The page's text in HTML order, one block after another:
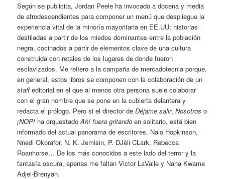
Según se publicita, Jordan Peele ha invocado a docena y media
de afrodescendientes para componer un menú que despliegue la
experiencia vital de la minoría mayoritaria en EE.UU; historias
destiladas a partir de los miedos dominantes entre la población
negra, cocinados a partir de elementos clave de una cultura
construida con retales de los lugares de donde fueron
esclavizados. Me refiero a la campaña de mercadotecnia porque,
en general, estos libros se componen con la colaboración de un
staffeditorial en el que al menos otra persona suele colaborar
con el gran nombre que se pone en la cubierta delantera y
redacta el prólogo. Pero si el director deDéjame salir,Nosotros o
¡NOP! ha orquestadoAhí fuera gritando en solitario, está bien
informado del actual panorama de escritores. Nalo Hopkinson,
Nnedi Okorafor, N. K. Jemisin, P. DJèli CLark, Rebecca
Roanhorse… De los más conocidos a este lado del terror y la
fantasía oscura, apenas me faltan Victor LaValle y Nana Kwame
Adjei-Brenyah.